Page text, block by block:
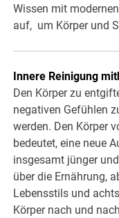
Wissen mit
auf, um Körper und
Innere Reinigung
Den Körper zu
negativen Gefühlen
werden. Den Körper
bedeutet, eine neue
insgesamt jünger
über die Ernährung,
Lebensstils und
Körper nach und